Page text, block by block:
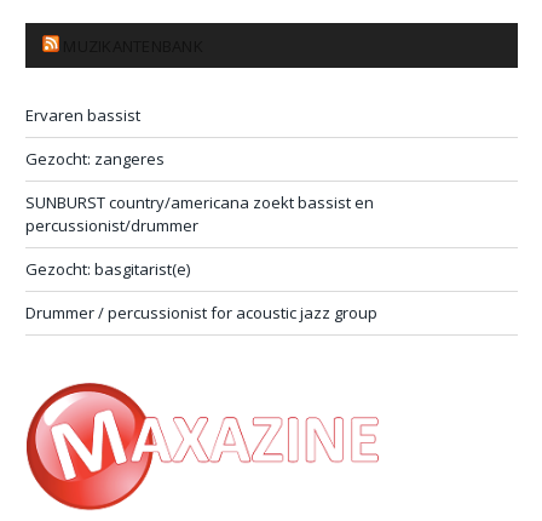
Ervaren bassist
Gezocht: zangeres
SUNBURST country/americana zoekt bassist en
percussionist/drummer
Gezocht: basgitarist(e)
Drummer / percussionist for acoustic jazz group